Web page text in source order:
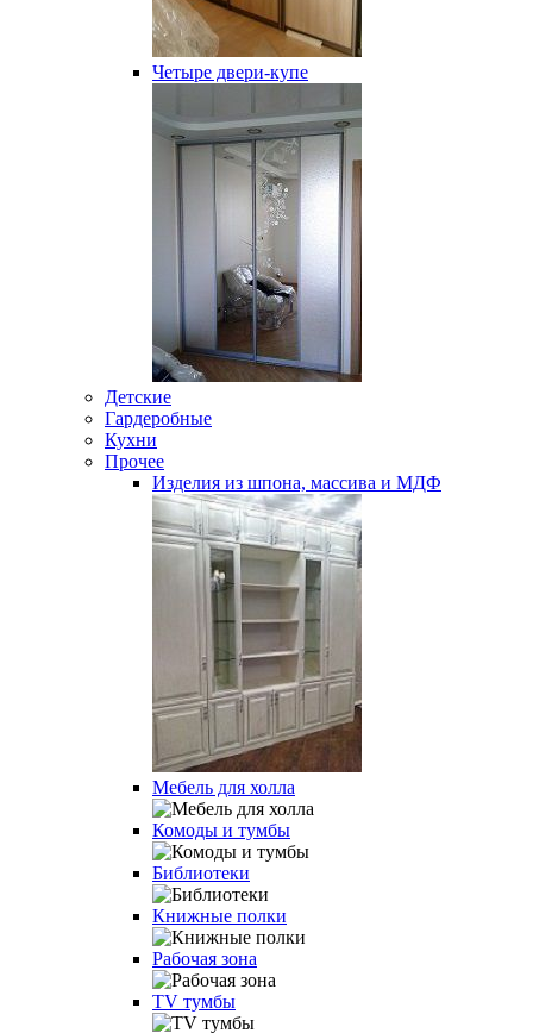
Четыре двери-купе
Детские
Гардеробные
Кухни
Прочее
Изделия из шпона, массива и МДФ
Мебель для холла
Комоды и тумбы
Библиотеки
Книжные полки
Рабочая зона
TV тумбы